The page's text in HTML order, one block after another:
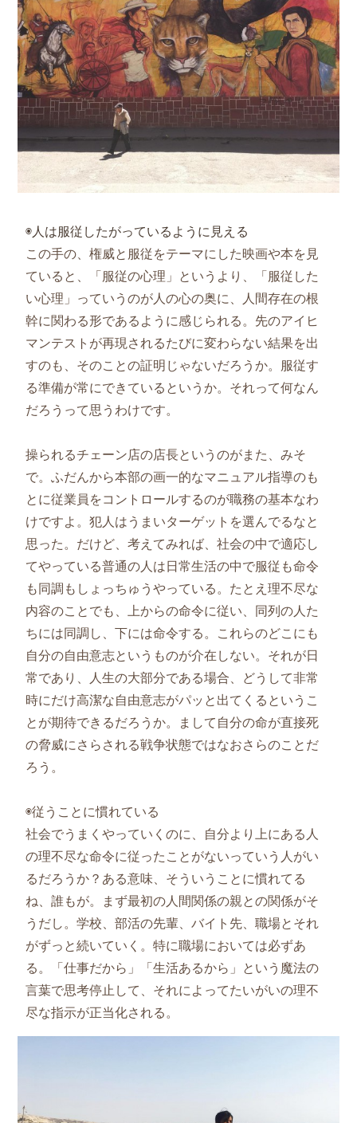
◉人は服従したがっているように見える
この手の、権威と服従をテーマにした映画や本を見
ていると、「服従の心理」というより、「服従した
い心理」っていうのが人の心の奥に、人間存在の根
幹に関わる形であるように感じられる。先のアイヒ
マンテストが再現されるたびに変わらない結果を出
すのも、そのことの証明じゃないだろうか。服従す
る準備が常にできているというか。それって何なん
だろうって思うわけです。
操られるチェーン店の店長というのがまた、みそ
で。ふだんから本部の画一的なマニュアル指導のも
とに従業員をコントロールするのが職務の基本なわ
けですよ。犯人はうまいターゲットを選んでるなと
思った。だけど、考えてみれば、社会の中で適応し
てやっている普通の人は日常生活の中で服従も命令
も同調もしょっちゅうやっている。たとえ理不尽な
内容のことでも、上からの命令に従い、同列の人た
ちには同調し、下には命令する。これらのどこにも
自分の自由意志というものが介在しない。それが日
常であり、人生の大部分である場合、どうして非常
時にだけ高潔な自由意志がパッと出てくるというこ
とが期待できるだろうか。まして自分の命が直接死
の脅威にさらされる戦争状態ではなおさらのことだ
ろう。
◉従うことに慣れている
社会でうまくやっていくのに、自分より上にある人
の理不尽な命令に従ったことがないっていう人がい
るだろうか？ある意味、そういうことに慣れてる
ね、誰もが。まず最初の人間関係の親との関係がそ
うだし。学校、部活の先輩、バイト先、職場とそれ
がずっと続いていく。特に職場においては必ずあ
る。「仕事だから」「生活あるから」という魔法の
言葉で思考停止して、それによってたいがいの理不
尽な指示が正当化される。